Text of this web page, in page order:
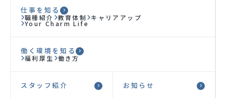
求人を探すはこちら
仕事を知る
職種紹介 教育体制 キャリアアップ
Your Charm Life
働く環境を知る
福利厚生 働き方
スタッフ紹介 お知らせ